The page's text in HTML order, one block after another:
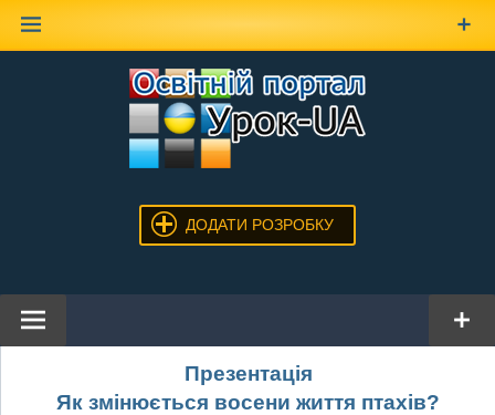
ДОДАТИ РОЗРОБКУ
Презентація
Як змінюється восени життя птахів?